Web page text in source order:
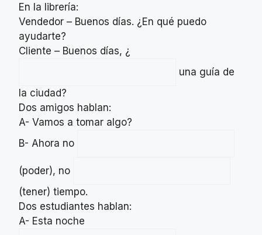
En la librería:
Vendedor – Buenos días. ¿En qué puedo
ayudarte?
Cliente – Buenos días, ¿
una guía de
la ciudad?
Dos amigos hablan:
A- Vamos a tomar algo?
B- Ahora no
(poder), no
(tener) tiempo.
Dos estudiantes hablan:
A- Esta noche